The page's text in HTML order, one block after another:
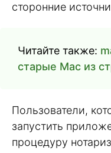
сторонние
Читайте также:
старые Mac из
Пользователи,
запустить
процедуру